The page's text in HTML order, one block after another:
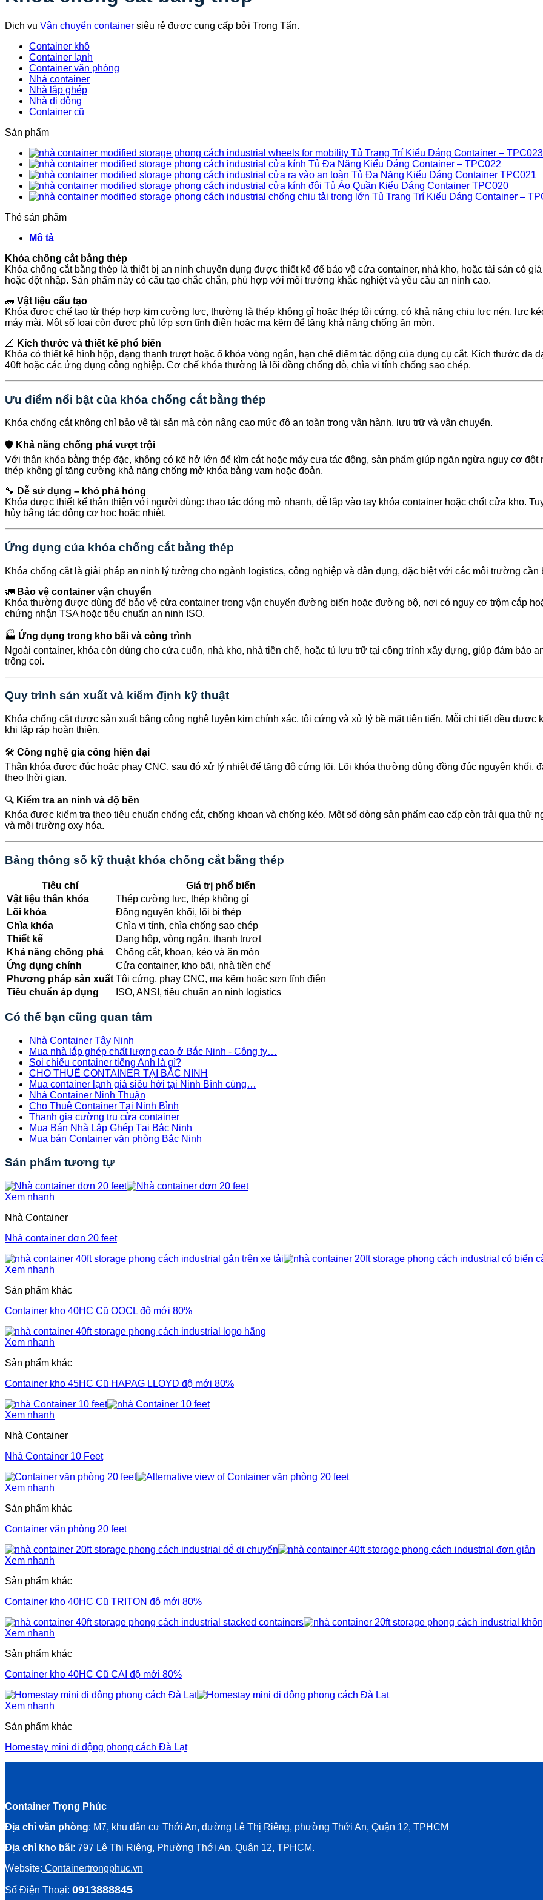
Dịch vụ Vận chuyển container siêu rẻ được cung cấp bởi Trọng Tấn.
Container khô
Container lạnh
Container văn phòng
Nhà container
Nhà lắp ghép
Nhà di động
Container cũ
Sản phẩm
Tủ Trang Trí Kiểu Dáng Container – TPC023
Tủ Đa Năng Kiểu Dáng Container – TPC022
Tủ Đa Năng Kiểu Dáng Container TPC021
Tủ Áo Quần Kiểu Dáng Container TPC020
Tủ Trang Trí Kiểu Dáng Container –
Thẻ sản phẩm
Mô tả
Khóa chống cắt bằng thép
Khóa chống cắt bằng thép là thiết bị an ninh chuyên dụng được thiết kế để bảo vệ cửa container, nhà kho, hoặc tài sản có
hoặc đột nhập. Sản phẩm này có cấu tạo chắc chắn, phù hợp với môi trường khắc nghiệt và yêu cầu an ninh cao.
🧱 Vật liệu cấu tạo
Khóa được chế tạo từ thép hợp kim cường lực, thường là thép không gỉ hoặc thép tôi cứng, có khả năng chịu lực nén, lực
máy mài. Một số loại còn được phủ lớp sơn tĩnh điện hoặc mạ kẽm để tăng khả năng chống ăn mòn.
📐 Kích thước và thiết kế phổ biến
Khóa có thiết kế hình hộp, dạng thanh trượt hoặc ổ khóa vòng ngắn, hạn chế điểm tác động của dụng cụ cắt. Kích thước đa
40ft hoặc các ứng dụng công nghiệp. Cơ chế khóa thường là lõi đồng chống dò, chìa vi tính chống sao chép.
Ưu điểm nổi bật của khóa chống cắt bằng thép
Khóa chống cắt không chỉ bảo vệ tài sản mà còn nâng cao mức độ an toàn trong vận hành, lưu trữ và vận chuyển.
🛡️ Khả năng chống phá vượt trội
Với thân khóa bằng thép đặc, không có kẽ hở lớn để kìm cắt hoặc máy cưa tác động, sản phẩm giúp ngăn ngừa nguy cơ
thép không gỉ tăng cường khả năng chống mở khóa bằng vam hoặc đoản.
🔧 Dễ sử dụng – khó phá hỏng
Khóa được thiết kế thân thiện với người dùng: thao tác đóng mở nhanh, dễ lắp vào tay khóa container hoặc chốt cửa kho.
hủy bằng tác động cơ học hoặc nhiệt.
Ứng dụng của khóa chống cắt bằng thép
Khóa chống cắt là giải pháp an ninh lý tưởng cho ngành logistics, công nghiệp và dân dụng, đặc biệt với các môi trường cần
🚛 Bảo vệ container vận chuyển
Khóa thường được dùng để bảo vệ cửa container trong vận chuyển đường biển hoặc đường bộ, nơi có nguy cơ trộm cắp
chứng nhận TSA hoặc tiêu chuẩn an ninh ISO.
🏭 Ứng dụng trong kho bãi và công trình
Ngoài container, khóa còn dùng cho cửa cuốn, nhà kho, nhà tiền chế, hoặc tủ lưu trữ tại công trình xây dựng, giúp đảm bảo
trông coi.
Quy trình sản xuất và kiểm định kỹ thuật
Khóa chống cắt được sản xuất bằng công nghệ luyện kim chính xác, tôi cứng và xử lý bề mặt tiên tiến. Mỗi chi tiết đều được
khi lắp ráp hoàn thiện.
🛠️ Công nghệ gia công hiện đại
Thân khóa được đúc hoặc phay CNC, sau đó xử lý nhiệt để tăng độ cứng lõi. Lõi khóa thường dùng đồng đúc nguyên khối,
theo thời gian.
🔍 Kiểm tra an ninh và độ bền
Khóa được kiểm tra theo tiêu chuẩn chống cắt, chống khoan và chống kéo. Một số dòng sản phẩm cao cấp còn trải qua thử
và môi trường oxy hóa.
Bảng thông số kỹ thuật khóa chống cắt bằng thép
Tiêu chí
Giá trị phổ biến
Vật liệu thân khóa
Thép cường lực, thép không gỉ
Lõi khóa
Đồng nguyên khối, lõi bi thép
Chìa khóa
Chìa vi tính, chìa chống sao chép
Thiết kế
Dạng hộp, vòng ngắn, thanh trượt
Khả năng chống phá
Chống cắt, khoan, kéo và ăn mòn
Ứng dụng chính
Cửa container, kho bãi, nhà tiền chế
Phương pháp sản xuất Tôi cứng, phay CNC, mạ kẽm hoặc sơn tĩnh điện
Tiêu chuẩn áp dụng
ISO, ANSI, tiêu chuẩn an ninh logistics
Có thể bạn cũng quan tâm
Nhà Container Tây Ninh
Mua nhà lắp ghép chất lượng cao ở Bắc Ninh - Công ty…
Soi chiếu container tiếng Anh là gì?
CHO THUÊ CONTAINER TẠI BẮC NINH
Mua container lạnh giá siêu hời tại Ninh Bình cùng…
Nhà Container Ninh Thuận
Cho Thuê Container Tại Ninh Bình
Thanh gia cường trụ cửa container
Mua Bán Nhà Lắp Ghép Tại Bắc Ninh
Mua bán Container văn phòng Bắc Ninh
Sản phẩm tương tự
Xem nhanh
Nhà Container
Nhà container đơn 20 feet
Xem nhanh
Sản phẩm khác
Container kho 40HC Cũ OOCL độ mới 80%
Xem nhanh
Sản phẩm khác
Container kho 45HC Cũ HAPAG LLOYD độ mới 80%
Xem nhanh
Nhà Container
Nhà Container 10 Feet
Xem nhanh
Sản phẩm khác
Container văn phòng 20 feet
Xem nhanh
Sản phẩm khác
Container kho 40HC Cũ TRITON độ mới 80%
Xem nhanh
Sản phẩm khác
Container kho 40HC Cũ CAI độ mới 80%
Xem nhanh
Sản phẩm khác
Homestay mini di động phong cách Đà Lạt
Container Trọng Phúc
Địa chỉ văn phòng: M7, khu dân cư Thới An, đường Lê Thị Riêng, phường Thới An, Quận 12, TPHCM
Địa chỉ kho bãi: 797 Lê Thị Riêng, Phường Thới An, Quận 12, TPHCM.
Website: Containertrongphuc.vn
Số Điện Thoại: 0913888845